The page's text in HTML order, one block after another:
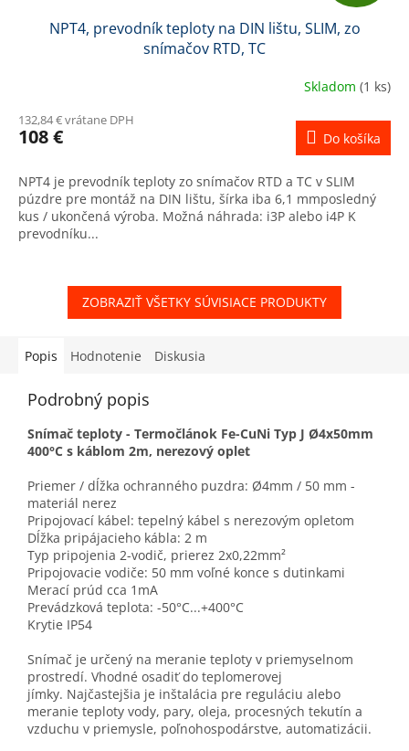
A
R
M
O
NPT4, prevodník teploty na DIN lištu, SLIM, zo
snímačov RTD, TC
Skladom (1 ks)
132,84 € vrátane DPH
108 € Do košíka
NPT4 je prevodník teploty zo snímačov RTD a TC v SLIM
púzdre pre montáž na DIN lištu, šírka iba 6,1 mmposledný
kus / ukončená výroba. Možná náhrada: i3P alebo i4P K
prevodníku...
ZOBRAZIŤ VŠETKY SÚVISIACE PRODUKTY
Popis Hodnotenie Diskusia
Podrobný popis
Snímač teploty - Termočlánok Fe-CuNi Typ J Ø4x50mm
400°C s káblom 2m, nerezový oplet
Priemer / dĺžka ochranného puzdra: Ø4mm / 50 mm -
materiál nerez
Pripojovací kábel: tepelný kábel s nerezovým opletom
Dĺžka pripájacieho kábla: 2 m
Typ pripojenia 2-vodič, prierez 2x0,22mm²
Pripojovacie vodiče: 50 mm voľné konce s dutinkami
Merací prúd cca 1mA
Prevádzková teplota: -50°C...+400°C
Krytie IP54
Snímač je určený na meranie teploty v priemyselnom
prostredí. Vhodné osadiť do teplomerovej
jímky. Najčastejšia je inštalácia pre reguláciu alebo
meranie teploty vody, pary, oleja, procesných tekutín a
vzduchu v priemysle, poľnohospodárstve, automatizácii.